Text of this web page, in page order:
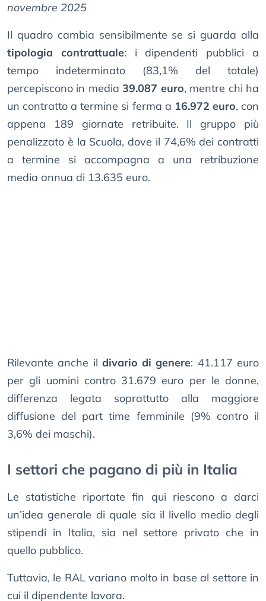
novembre 2025
Il quadro cambia sensibilmente se si guarda alla
tipologia contrattuale: i dipendenti pubblici a
tempo indeterminato (83,1% del totale)
percepiscono in media39.087 euro, mentre chi ha
un contratto a termine si ferma a 16.972 euro, con
appena 189 giornate retribuite. Il gruppo più
penalizzato è la Scuola, dove il 74,6% dei contratti
a termine si accompagna a una retribuzione
media annua di 13.635 euro.
Rilevante anche il divario di genere: 41.117 euro
per gli uomini contro 31.679 euro per le donne,
differenza legata soprattutto alla maggiore
diffusione del part time femminile (9% contro il
3,6% dei maschi).
I settori che pagano di più in Italia
Le statistiche riportate fin qui riescono a darci
un’idea generale di quale sia il livello medio degli
stipendi in Italia, sia nel settore privato che in
quello pubblico.
Tuttavia, le RAL variano molto in base al settore in
cui il dipendente lavora.